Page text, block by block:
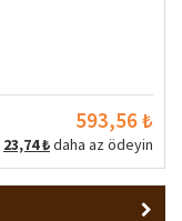
593,56 ₺
23,74 ₺daha az ödeyin